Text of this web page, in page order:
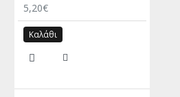
5,20€
Καλάθι